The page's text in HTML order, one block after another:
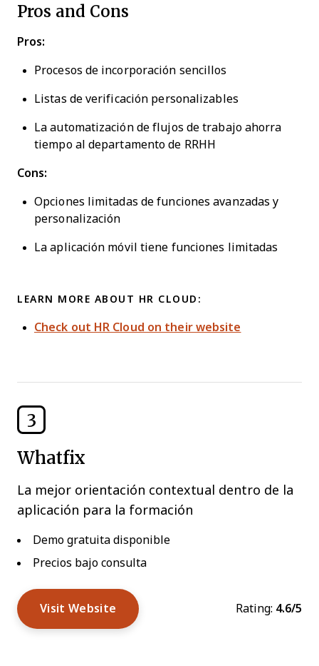
Pros and Cons
Pros:
Procesos de incorporación sencillos
Listas de verificación personalizables
La automatización de flujos de trabajo ahorra
tiempo al departamento de RRHH
Cons:
Opciones limitadas de funciones avanzadas y
personalización
La aplicación móvil tiene funciones limitadas
LEARN MORE ABOUT HR CLOUD:
Check out HR Cloud on their website
3
Whatfix
La mejor orientación contextual dentro de la
aplicación para la formación
Demo gratuita disponible
Precios bajo consulta
Visit Website Rating: 4.6/5